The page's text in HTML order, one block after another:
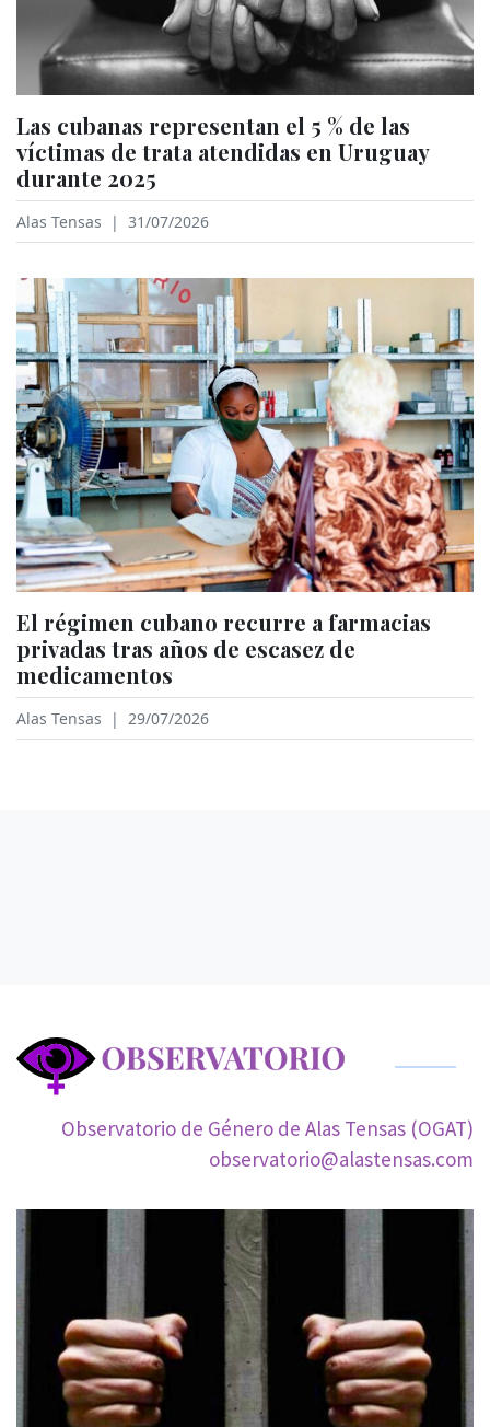
Las cubanas representan el 5 % de las
víctimas de trata atendidas en Uruguay
durante 2025
Alas Tensas | 31/07/2026
El régimen cubano recurre a farmacias
privadas tras años de escasez de
medicamentos
Alas Tensas | 29/07/2026
Observatorio de Género de Alas Tensas (OGAT)
observatorio@alastensas.com